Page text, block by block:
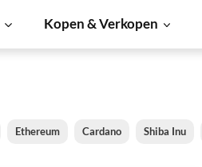
Kopen & Verkopen
Ethereum Cardano Shiba Inu